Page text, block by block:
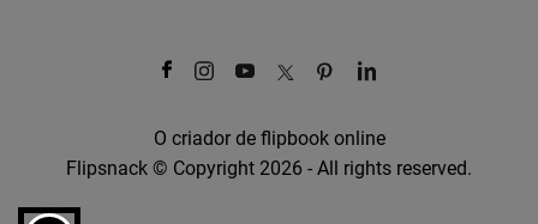
O criador de flipbook online
Flipsnack © Copyright 2026 - All rights reserved.